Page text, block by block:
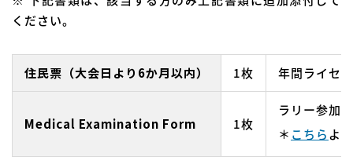
ください。
住民票（大会日より6か月以内） 1枚 年間ライセ
Medical Examination Form 1枚
ラリー参加
＊ こちらよ